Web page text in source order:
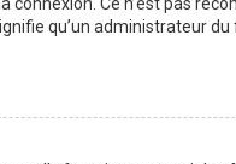
qu’un administrateur